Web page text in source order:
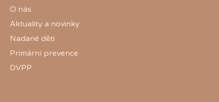
O nás
Aktuality a novinky
Nadané děti
Primární prevence
DVPP